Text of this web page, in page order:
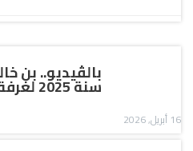
بالڤيديو.. بن
سنة 2025 لغرفة التجارة والصناعة…
16 أبريل, 2026